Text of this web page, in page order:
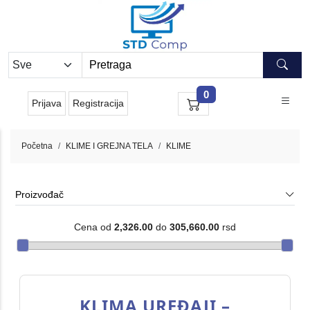
Prijava Registracija
0
Početna KLIME I GREJNA TELA KLIME
Proizvođač
Cena od 2,326.00 do 305,660.00 rsd